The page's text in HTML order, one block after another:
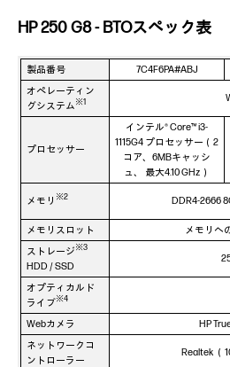
HP 250 G8 - BTOスペック表
製品番号 7C4F6PA#ABJ
オペレーティン
グシステム※1
プロセッサー
インテル® Core™ i3-
1115G4 プロセッサー（2
コア、6MBキャッシ
ュ、 最大4.10 GHz）
メモリ ※2 DDR4-2666
メモリスロット
メモリへ
ストレージ※3
HDD / SSD
オプティカルド
ライブ※4
Webカメラ
HP
ネットワークコ
ントローラー
Realtek （